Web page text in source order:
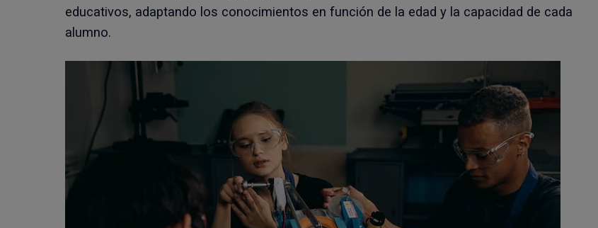
educativos, adaptando los conocimientos en función de la edad y la capacidad de cada
alumno.